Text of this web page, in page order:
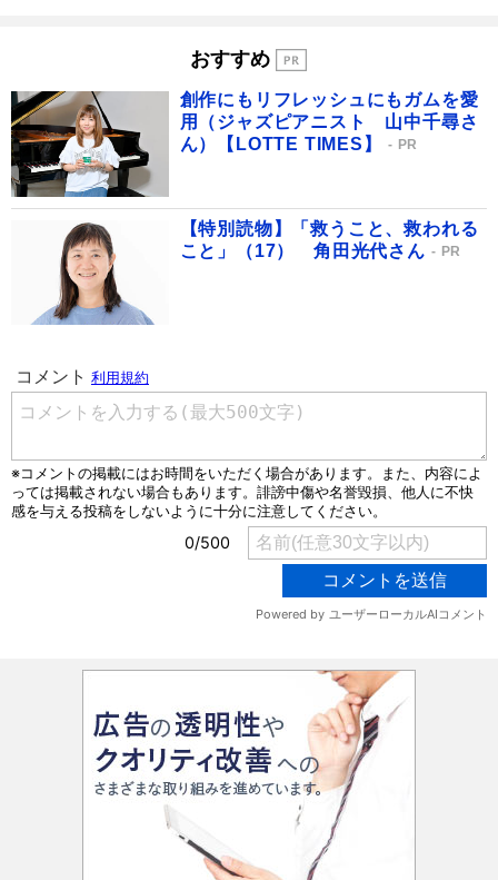
おすすめ
創作にもリフレッシュにもガムを愛
用（ジャズピアニスト 山中千尋さ
ん）【LOTTE TIMES】
PR
【特別読物】「救うこと、救われる
こと」（17） 角田光代さん
PR